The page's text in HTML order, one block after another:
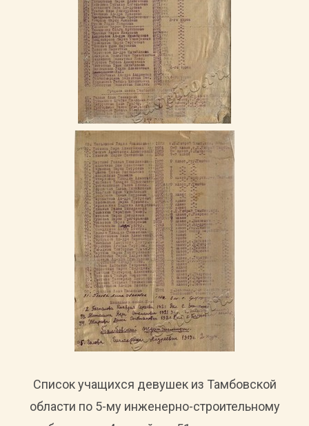
Список учащихся девушек из Тамбовской
области по 5-му инженерно-строительному